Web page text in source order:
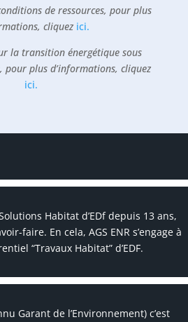
de ressources, pour plus
cliquez ici.
la transition énergétique sous
pour plus d’informations, cliquez
ici.
Habitat d’EDf depuis 13 ans,
faire. En cela, AGS ENR s’engage à
“Travaux Habitat” d’EDF.
Garant de l’Environnement) c’est